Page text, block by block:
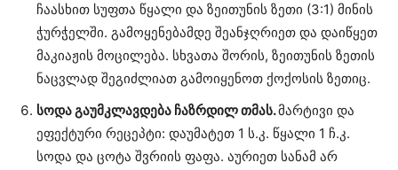
ჩაასხით სუფთა წყალი და ზეითუნის ზეთი (3:1) მინის
ჭურჭელში. გამოყენებამდე შეანჯღრიეთ და დაიწყეთ
მაკიაჟის მოცილება. სხვათა შორის, ზეითუნის ზეთის
ნაცვლად შეგიძლიათ გამოიყენოთ ქოქოსის ზეთიც.
სოდა გაუმკლავდება ჩაზრდილ თმას.მარტივი და
ეფექტური რეცეპტი: დაუმატეთ 1 ს.კ. წყალი 1 ჩ.კ.
სოდა და ცოტა შვრიის ფაფა. აურიეთ სანამ არ